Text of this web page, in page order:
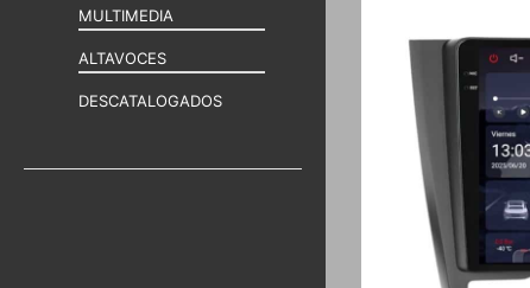
MULTIMEDIA
ALTAVOCES
DESCATALOGADOS